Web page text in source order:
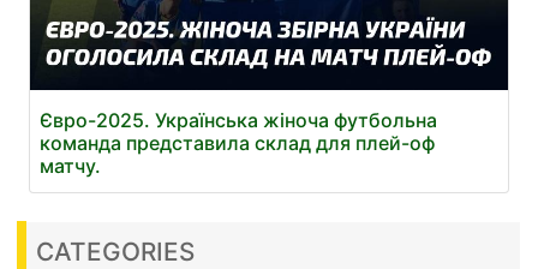
Євро-2025. Українська жіноча футбольна
команда представила склад для плей-оф
матчу.
CATEGORIES